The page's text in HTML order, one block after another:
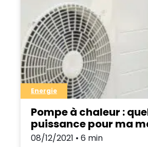
Pompe à chaleur :
puissance pour ma
Energie
08/12/2021 • 6 min